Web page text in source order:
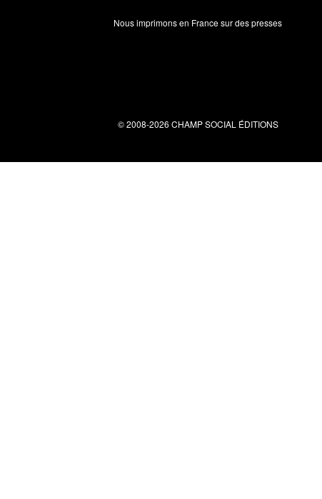
Nous imprimons en France sur des presses
© 2008-2026 CHAMP SOCIAL ÉDITIONS